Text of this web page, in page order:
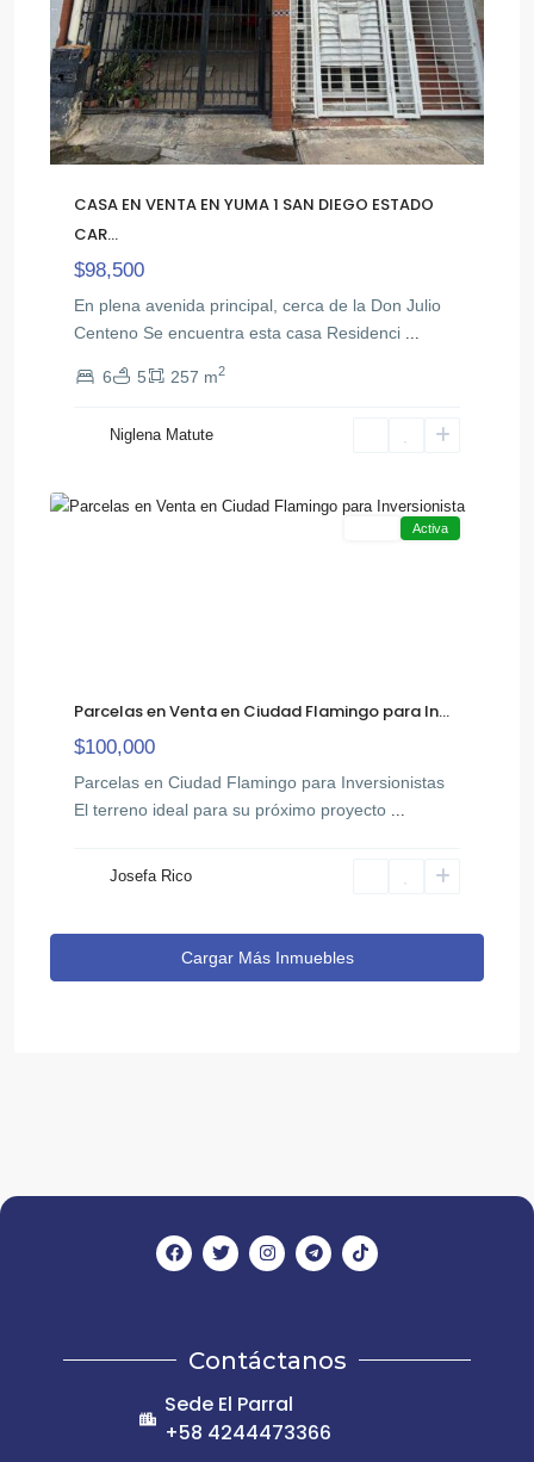
CASA EN VENTA EN YUMA 1 SAN DIEGO ESTADO
CAR...
$98,500
En plena avenida principal, cerca de la Don Julio
Centeno Se encuentra esta casa Residenci
6 5 257 m2
Niglena Matute
Chichiriviche
Activa
Parcelas en Venta en Ciudad Flamingo para In...
$100,000
Parcelas en Ciudad Flamingo para Inversionistas
El terreno ideal para su próximo proyecto
Josefa Rico
Cargar Más Inmuebles
Contáctanos
Sede El Parral
+58 4244473366